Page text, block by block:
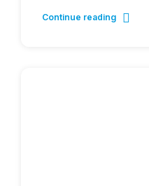
Continue reading